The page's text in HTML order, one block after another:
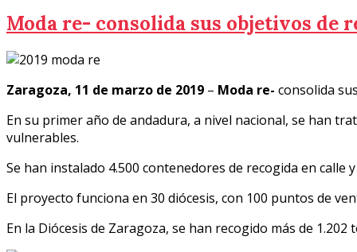
Moda re- consolida sus objetivos de
Zaragoza, 11 de marzo de 2019 – Moda re- consolida
En su primer año de andadura, a nivel nacional, se han
vulnerables.
Se han instalado 4.500 contenedores de recogida en calle
El proyecto funciona en 30 diócesis, con 100 puntos de
En la Diócesis de Zaragoza, se han recogido más de 1.202